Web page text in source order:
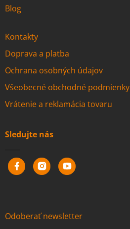
Blog
Kontakty
Doprava a platba
Ochrana osobných údajov
Všeobecné obchodné podmienky
Vrátenie a reklamácia tovaru
Sledujte nás
Odoberať newsletter